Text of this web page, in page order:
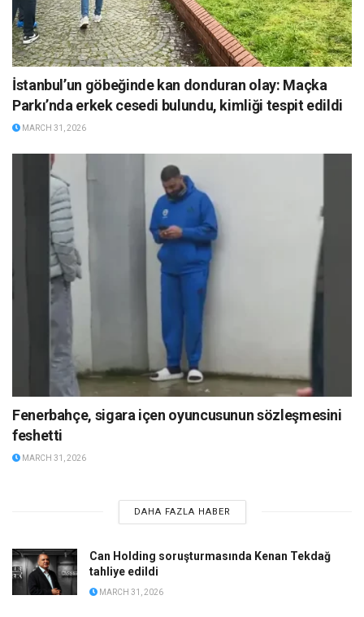
İstanbul’un göbeğinde kan donduran olay: Maçka
Parkı’nda erkek cesedi bulundu, kimliği tespit edildi
MARCH 31, 2026
Fenerbahçe, sigara içen oyuncusunun sözleşmesini
feshetti
MARCH 31, 2026
DAHA FAZLA HABER
Can Holding soruşturmasında Kenan Tekdağ
tahliye edildi
MARCH 31, 2026